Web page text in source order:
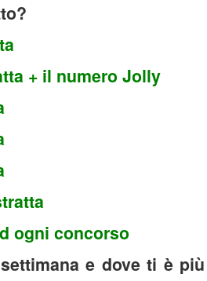
+ il numero Jolly
ogni concorso
e dove ti è più